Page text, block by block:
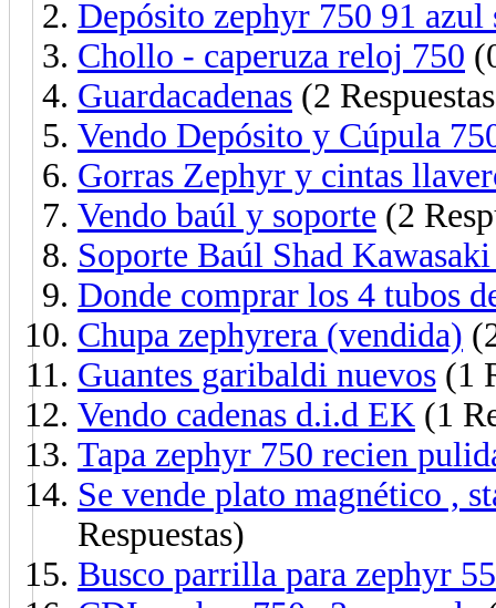
Depósito zephyr 750 91 azul
Chollo - caperuza reloj 750
Guardacadenas (2
Vendo Depósito y Cúpula
Gorras Zephyr y cintas
Vendo baúl y soporte (2
Soporte Baúl Shad
Donde comprar los 4 tubos
Chupa zephyrera (vendida)
Guantes garibaldi nuevos (1
Vendo cadenas d.i.d EK (1
Tapa zephyr 750 recien
Se vende plato magnético ,
Respuestas)
Busco parrilla para zephyr